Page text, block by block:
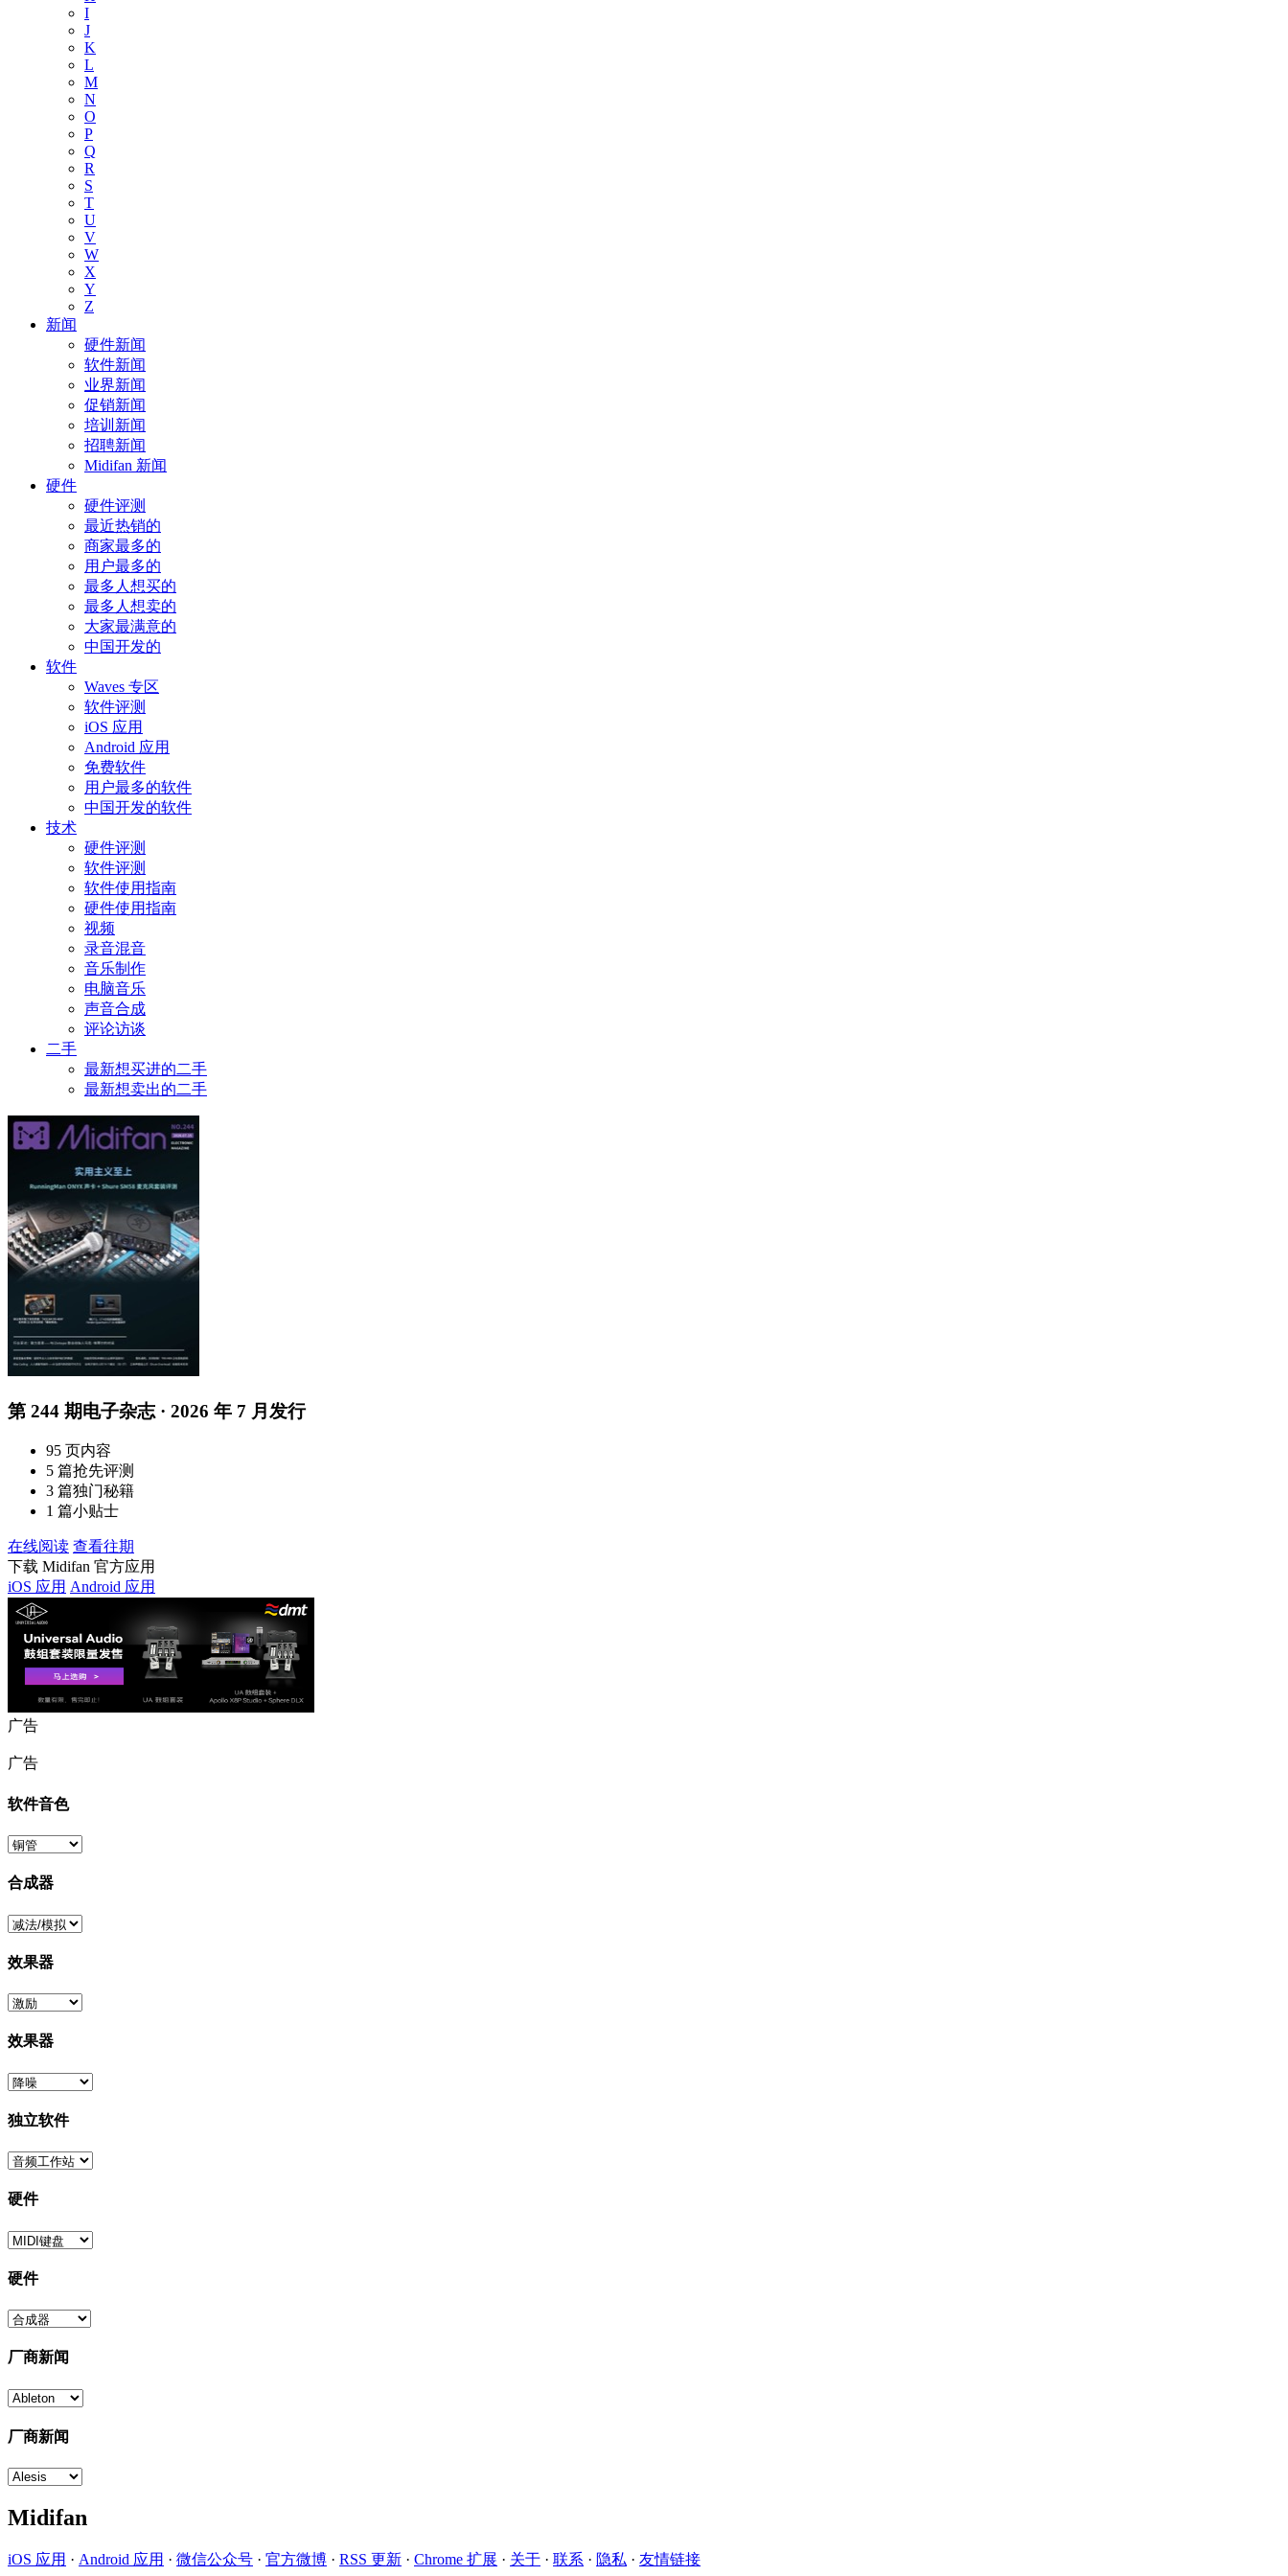
I
J
K
L
M
N
O
P
Q
R
S
T
U
V
W
X
Y
Z
新闻
硬件新闻
软件新闻
业界新闻
促销新闻
培训新闻
招聘新闻
Midifan 新闻
硬件
硬件评测
最近热销的
商家最多的
用户最多的
最多人想买的
最多人想卖的
大家最满意的
中国开发的
软件
Waves 专区
软件评测
iOS 应用
Android 应用
免费软件
用户最多的软件
中国开发的软件
技术
硬件评测
软件评测
软件使用指南
硬件使用指南
视频
录音混音
音乐制作
电脑音乐
声音合成
评论访谈
二手
最新想买进的二手
最新想卖出的二手
第 244 期电子杂志 · 2026 年 7 月发行
95 页内容
5 篇抢先评测
3 篇独门秘籍
1 篇小贴士
在线阅读 查看往期
下载 Midifan 官方应用
iOS 应用 Android 应用
广告
广告
软件音色
合成器
效果器
效果器
独立软件
硬件
硬件
厂商新闻
厂商新闻
Midifan
iOS 应用 · Android 应用 · 微信公众号 · 官方微博 · RSS 更新 · Chrome 扩展 · 关于 · 联系 · 隐私 · 友情链接